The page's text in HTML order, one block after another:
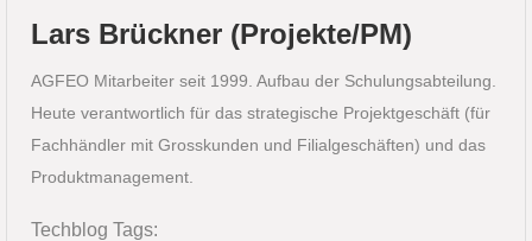
Lars Brückner (Projekte/PM)
AGFEO Mitarbeiter seit 1999. Aufbau der Schulungsabteilung.
Heute verantwortlich für das strategische Projektgeschäft (für
Fachhändler mit Grosskunden und Filialgeschäften) und das
Produktmanagement.
Techblog Tags: